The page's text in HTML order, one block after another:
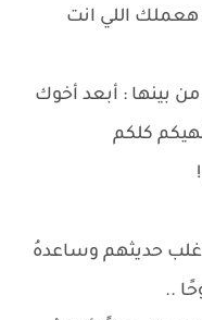
هعملك اللي انت
بينها : أبعد أخوك
كلكم
حديثهم وساعدهُ
..